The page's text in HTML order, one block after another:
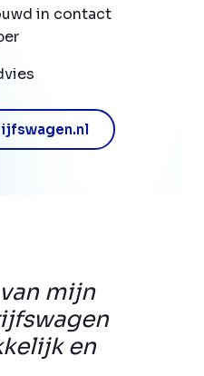
mijn
en
in contact